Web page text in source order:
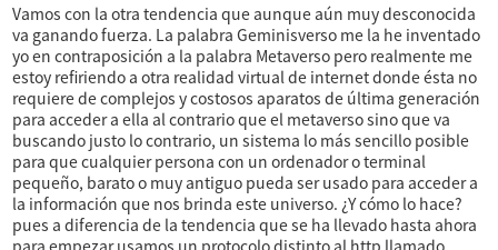
Vamos con la otra tendencia que aunque aún muy desconocida
va ganando fuerza. La palabra Geminisverso me la he inventado
yo en contraposición a la palabra Metaverso pero realmente me
estoy refiriendo a otra realidad virtual de internet donde ésta no
requiere de complejos y costosos aparatos de última generación
para acceder a ella al contrario que el metaverso sino que va
buscando justo lo contrario, un sistema lo más sencillo posible
para que cualquier persona con un ordenador o terminal
pequeño, barato o muy antiguo pueda ser usado para acceder a
la información que nos brinda este universo. ¿Y cómo lo hace?
pues a diferencia de la tendencia que se ha llevado hasta ahora
para empezar usamos un protocolo distinto al http llamado